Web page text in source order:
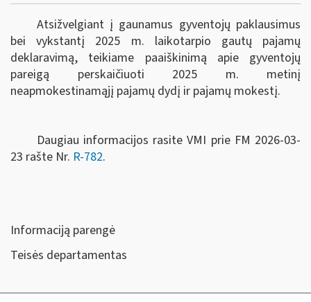
Atsižvelgiant į gaunamus gyventojų paklausimus
bei vykstantį 2025 m. laikotarpio gautų pajamų
deklaravimą, teikiame paaiškinimą apie gyventojų
pareigą perskaičiuoti 2025 m. metinį
neapmokestinamąjį pajamų dydį ir pajamų mokestį.
Daugiau informacijos rasite VMI prie FM 2026-03-
23 rašte Nr. R-782.
Informaciją parengė
Teisės departamentas